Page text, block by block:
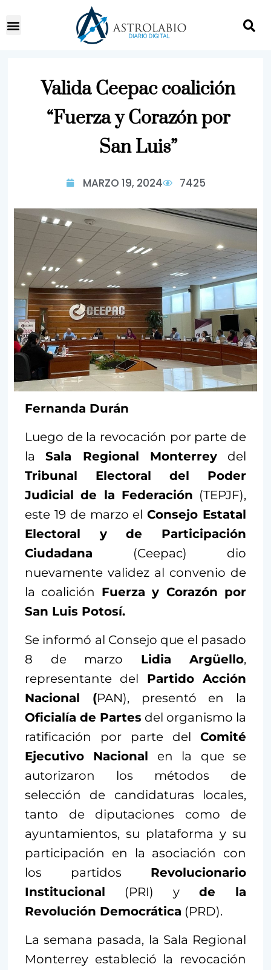
Valida Ceepac coalición
“Fuerza y Corazón por
San Luis”
MARZO 19, 2024 7425
Fernanda Durán
Luego de la revocación por parte de
laSala Regional Monterreydel
Tribunal Electoral del Poder
Judicial de la Federación (TEPJF),
este 19 de marzo elConsejo Estatal
Electoral y de Participación
Ciudadana (Ceepac) dio
nuevamente validez al convenio de
la coalición Fuerza y Corazón por
San Luis Potosí.
Se informó al Consejo que el pasado
8 de marzo Lidia Argüello,
representante del Partido Acción
Nacional (PAN), presentó en la
Oficialía de Partes del organismo la
ratificación por parte del Comité
Ejecutivo Nacional en la que se
autorizaron los métodos de
selección de candidaturas locales,
tanto de diputaciones como de
ayuntamientos, su plataforma y su
participación en la asociación con
los partidos Revolucionario
Institucional (PRI) y de la
Revolución Democrática (PRD).
La semana pasada, la Sala Regional
Monterrey estableció la revocación